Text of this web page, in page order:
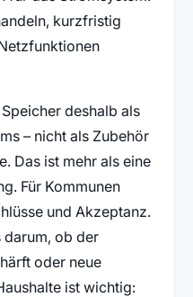
kurzfristig
deshalb als
– nicht als Zubehör
Das ist mehr als eine
Für Kommunen
und Akzeptanz.
darum, ob der
oder neue
ist wichtig: